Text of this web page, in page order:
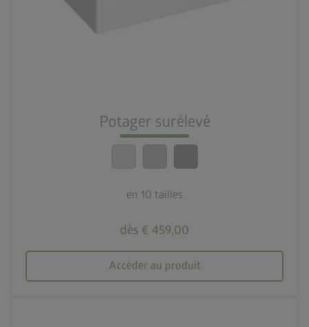
Potager surélevé
en 10 tailles
dès € 459,00
Accéder au produit
calendar_month
20 ans de garantie